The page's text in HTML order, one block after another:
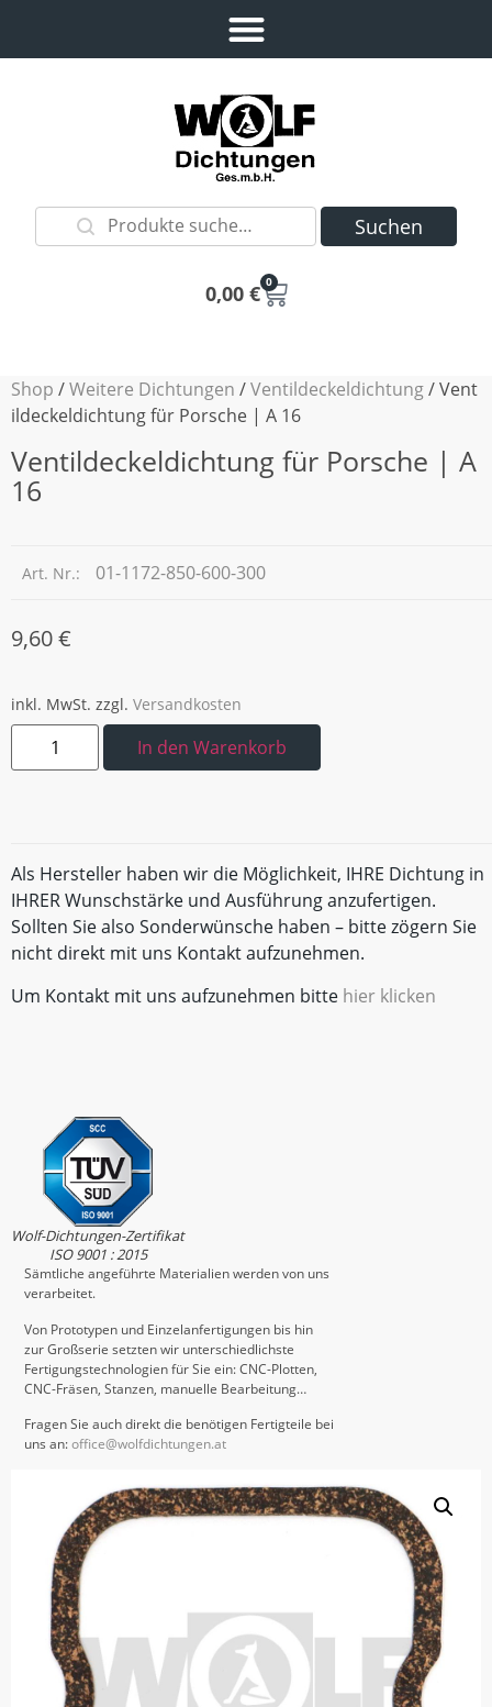
Suchen
0,00 € 0
Shop /Weitere Dichtungen /Ventildeckeldichtung/ Vent
ildeckeldichtung für Porsche | A 16
Ventildeckeldichtung für Porsche | A
16
Art. Nr.: 01-1172-850-600-300
9,60€
inkl. MwSt. zzgl. Versandkosten
In den Warenkorb
Als Hersteller haben wir die Möglichkeit, IHRE Dichtung in
IHRER Wunschstärke und Ausführung anzufertigen.
Sollten Sie also Sonderwünsche haben – bitte zögern Sie
nicht direkt mit uns Kontakt aufzunehmen.
Um Kontakt mit uns aufzunehmen bitte hier klicken
Wolf-Dichtungen-Zertifikat
ISO 9001 : 2015
Sämtliche angeführte Materialien werden von uns
verarbeitet.
Von Prototypen und Einzelanfertigungen bis hin
zur Großserie setzten wir unterschiedlichste
Fertigungstechnologien für Sie ein: CNC-Plotten,
CNC-Fräsen, Stanzen, manuelle Bearbeitung…
Fragen Sie auch direkt die benötigen Fertigteile bei
uns an:office@wolfdichtungen.at